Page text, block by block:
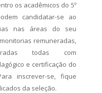
os acadêmicos do 5º
candidatar-se ao
nas áreas do seu
remuneradas,
todas com
e certificação do
inscrever-se, fique
da seleção.